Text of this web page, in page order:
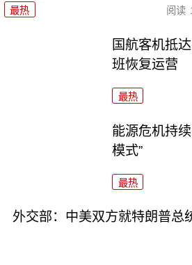
最热 阅读
国航客机抵
班恢复运营
最热
能源危机持
模式”
最热
外交部：中美双方就特朗普总